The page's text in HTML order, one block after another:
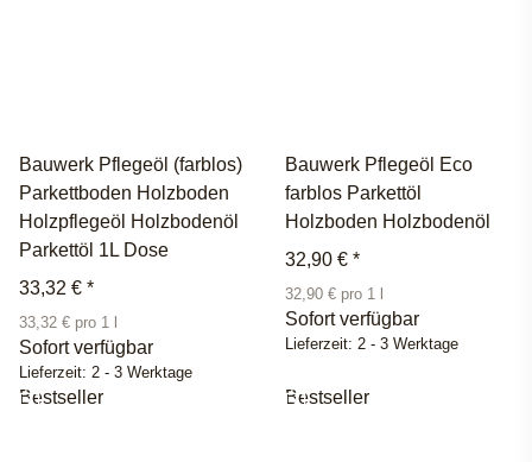
Bauwerk Pflegeöl (farblos)
Parkettboden Holzboden
Holzpflegeöl Holzbodenöl
Parkettöl 1L Dose
33,32 € *
33,32 € pro 1 l
Sofort verfügbar
Lieferzeit: 2 - 3 Werktage
Bauwerk Pflegeöl Eco
farblos Parkettöl
Holzboden Holzbodenöl
32,90 € *
32,90 € pro 1 l
Sofort verfügbar
Lieferzeit: 2 - 3 Werktage
Bestseller Bestseller